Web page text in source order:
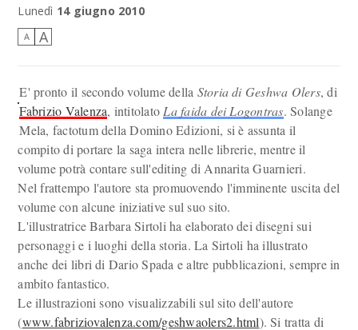
Lunedì 14 giugno 2010
A A
E' pronto il secondo volume della Storia di Geshwa Olers, di
Fabrizio Valenza, intitolato La faida dei Logontras. Solange
Mela, factotum della Domino Edizioni, si è assunta il
compito di portare la saga intera nelle librerie, mentre il
volume potrà contare sull'editing di Annarita Guarnieri.
Nel frattempo l'autore sta promuovendo l'imminente uscita del
volume con alcune iniziative sul suo sito.
L'illustratrice Barbara Sirtoli ha elaborato dei disegni sui
personaggi e i luoghi della storia. La Sirtoli ha illustrato
anche dei libri di Dario Spada e altre pubblicazioni, sempre in
ambito fantastico.
Le illustrazioni sono visualizzabili sul sito dell'autore
(www.fabriziovalenza.com/geshwaolers2.html). Si tratta di